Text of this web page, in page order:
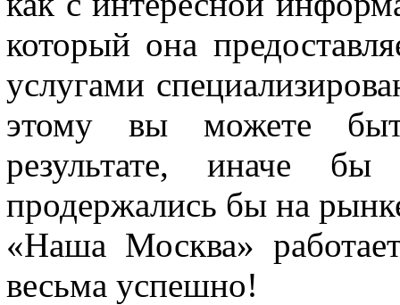
который она
услугами
этому вы можете
результате, иначе
продержались бы на
«Наша Москва»
весьма успешно!